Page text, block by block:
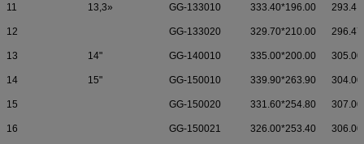
11 13,3» GG-133010 333.40*196.00
12 GG-133020 329.70*210.00
13 14" GG-140010 335.00*200.00
14 15" GG-150010 339.90*263.90
15 GG-150020 331.60*254.80
16 GG-150021 326.00*253.40